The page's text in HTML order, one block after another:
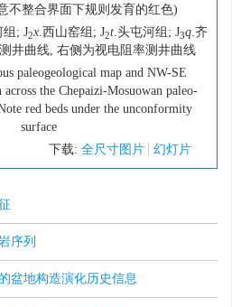
不整合界面下规则发育的红色)
组; J2x.西山窑组; J2t.头屯河组; J3q.齐
井曲线, 右侧为视电阻率测井曲线
paleogeological map and NW-SE
the Chepaizi-Mosuowan paleo-
red beds under the unconformity
surface
下载: 全尺寸图片 幻灯片
序列
盆地构造演化历史信息